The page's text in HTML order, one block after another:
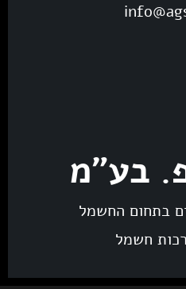
בע"מ
בתחום החשמל
חשמל